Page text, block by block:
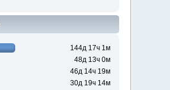
144д 17ч 1м
48д 13ч 0м
46д 14ч 19м
30д 19ч 14м